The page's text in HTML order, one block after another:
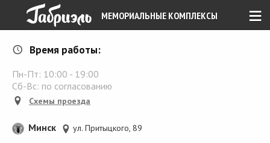
≡
МЕМОРИАЛЬНЫЕ КОМПЛЕКСЫ
Время работы:
Пн-Пт: 10:00 - 19:00
Сб-Вс: по согласованию
Схемы проезда
Минск ул. Притыцкого, 89